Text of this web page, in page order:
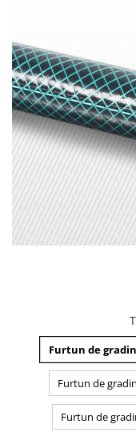
HIPS
PMMA
MULTIMATERIAL
Furtun de
Furtun de
Furtun de